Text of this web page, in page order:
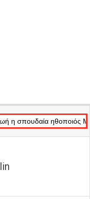
ηθοποιός Μάρω